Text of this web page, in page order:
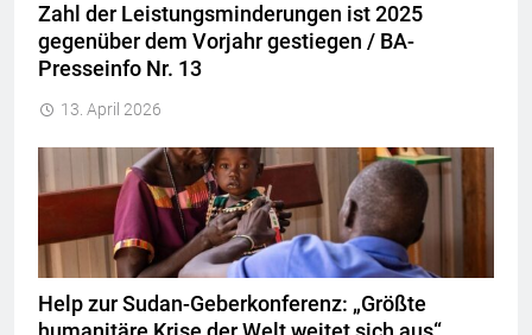
Zahl der Leistungsminderungen ist 2025
gegenüber dem Vorjahr gestiegen / BA-
Presseinfo Nr. 13
13. April 2026
Help zur Sudan-Geberkonferenz: „Größte